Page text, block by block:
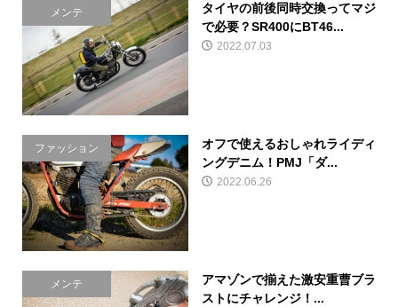
メンテ
タイヤの前後同時交換ってマジ
で必要？SR400にBT46...
2022.07.03
ファッション
オフで使えるおしゃれライディ
ングデニム！PMJ「ダ...
2022.06.26
メンテ
アマゾンで揃えた激安重曹ブラ
ストにチャレンジ！...